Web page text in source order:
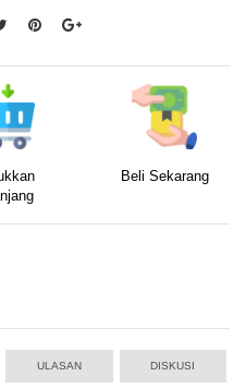
Beli Sekarang
ULASAN DISKUSI